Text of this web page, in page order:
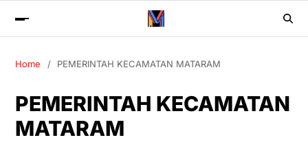
Home PEMERINTAH KECAMATAN MATARAM
PEMERINTAH KECAMATAN
MATARAM